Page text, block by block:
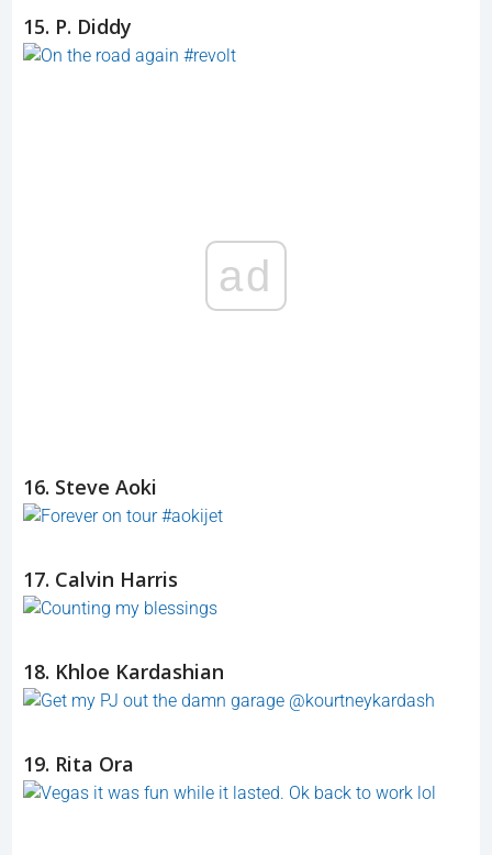
15. P. Diddy
ad
16. Steve Aoki
17. Calvin Harris
18. Khloe Kardashian
19. Rita Ora